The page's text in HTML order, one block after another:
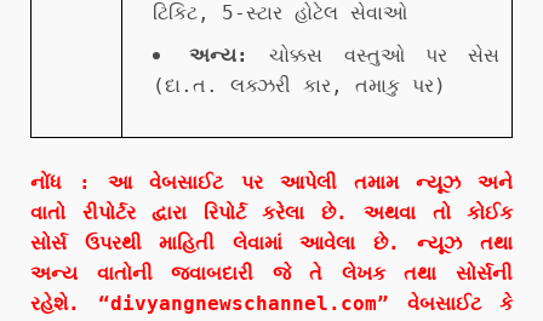
ટિકિટ, 5-સ્ટાર હોટેલ સેવાઓ
અન્ય:
ચોક્કસ વસ્તુઓ પર સેસ
(દા.ત. લક્ઝરી કાર, તમાકુ પર)
નોંધ : આ વેબસાઈટ પર આપેલી તમામ ન્યૂઝ અને
વાતો રીપોર્ટર દ્વારા રિપોર્ટ કરેલા છે. અથવા તો કોઈક
સોર્સ ઉપરથી માહિતી લેવામાં આવેલા છે. ન્યૂઝ તથા
અન્ય વાતોની જવાબદારી જે તે લેખક તથા સોર્સની
રહેશે. “divyangnewschannel.com” વેબસાઈટ કે